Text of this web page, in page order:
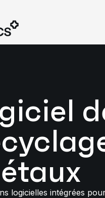
logicielles intégrées